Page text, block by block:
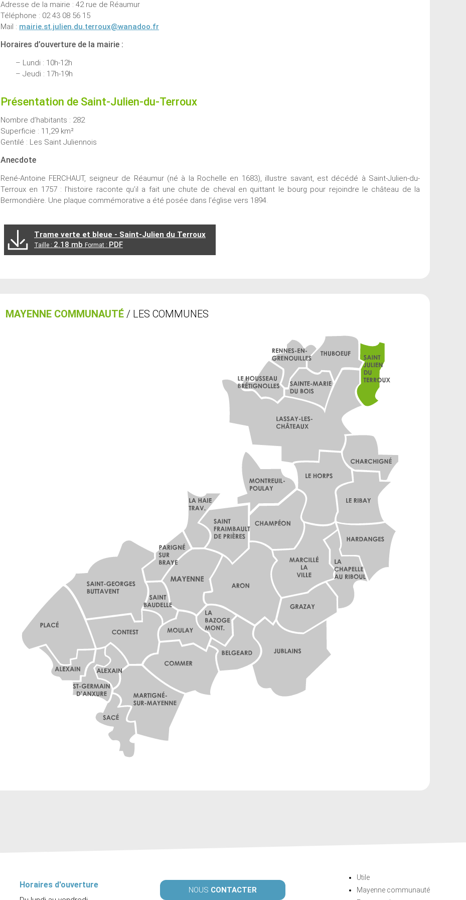
Adresse de la mairie : 42 rue de Réaumur
Téléphone : 02 43 08 56 15
Mail : mairie.st.julien.du.terroux@wanadoo.fr
Horaires d’ouverture de la mairie :
– Lundi : 10h-12h
– Jeudi : 17h-19h
Présentation de Saint-Julien-du-Terroux
Nombre d’habitants : 282
Superficie : 11,29 km²
Gentilé : Les Saint Juliennois
Anecdote
René-Antoine FERCHAUT, seigneur de Réaumur (né à la Rochelle en 1683), illustre savant, est décédé à Saint-Julien-du-
Terroux en 1757 : l’histoire raconte qu’il a fait une chute de cheval en quittant le bourg pour rejoindre le château de la
Bermondière. Une plaque commémorative a été posée dans l’église vers 1894.
Trame verte et bleue - Saint-Julien du Terroux
Taille : 2.18 mb Format : PDF
MAYENNE COMMUNAUTÉ / LES COMMUNES
Horaires d'ouverture
Utile
Mayenne communauté
NOUS CONTACTER